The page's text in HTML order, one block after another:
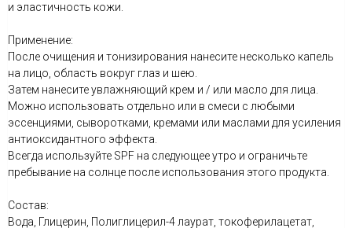
и эластичность кожи.
Применение:
После очищения и тонизирования нанесите несколько капель
на лицо, область вокруг глаз и шею.
Затем нанесите увлажняющий крем и / или масло для лица.
Можно использовать отдельно или в смеси с любыми
эссенциями, сыворотками, кремами или маслами для усиления
антиоксидантного эффекта.
Всегда используйте SPF на следующее утро и ограничьте
пребывание на солнце после использования этого продукта.
Состав:
Вода, Глицерин, Полиглицерил-4 лаурат, токоферилацетат,